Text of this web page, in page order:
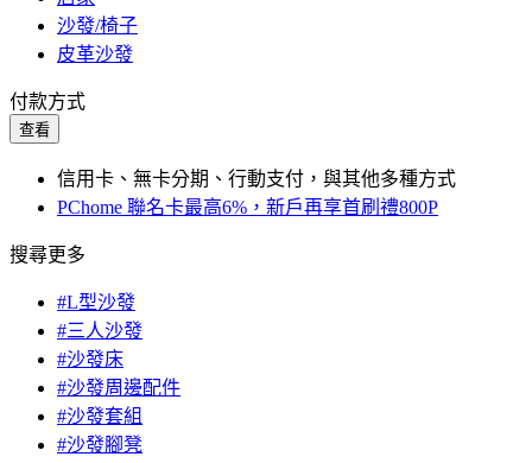
沙發/椅子
皮革沙發
付款方式
查看
信用卡、無卡分期、行動支付，與其他多種方式
PChome 聯名卡最高6%，新戶再享首刷禮800P
搜尋更多
#L型沙發
#三人沙發
#沙發床
#沙發周邊配件
#沙發套組
#沙發腳凳